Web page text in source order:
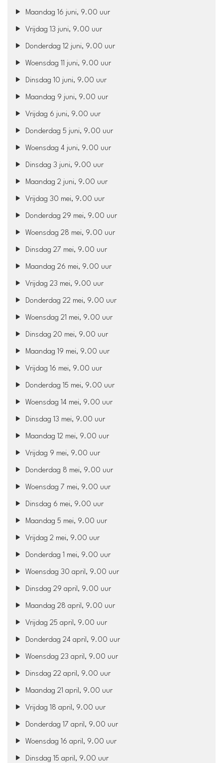
Maandag 16 juni, 9.00 uur
Vrijdag 13 juni, 9.00 uur
Donderdag 12 juni, 9.00 uur
Woensdag 11 juni, 9.00 uur
Dinsdag 10 juni, 9.00 uur
Maandag 9 juni, 9.00 uur
Vrijdag 6 juni, 9.00 uur
Donderdag 5 juni, 9.00 uur
Woensdag 4 juni, 9.00 uur
Dinsdag 3 juni, 9.00 uur
Maandag 2 juni, 9.00 uur
Vrijdag 30 mei, 9.00 uur
Donderdag 29 mei, 9.00 uur
Woensdag 28 mei, 9.00 uur
Dinsdag 27 mei, 9.00 uur
Maandag 26 mei, 9.00 uur
Vrijdag 23 mei, 9.00 uur
Donderdag 22 mei, 9.00 uur
Woensdag 21 mei, 9.00 uur
Dinsdag 20 mei, 9.00 uur
Maandag 19 mei, 9.00 uur
Vrijdag 16 mei, 9.00 uur
Donderdag 15 mei, 9.00 uur
Woensdag 14 mei, 9.00 uur
Dinsdag 13 mei, 9.00 uur
Maandag 12 mei, 9.00 uur
Vrijdag 9 mei, 9.00 uur
Donderdag 8 mei, 9.00 uur
Woensdag 7 mei, 9.00 uur
Dinsdag 6 mei, 9.00 uur
Maandag 5 mei, 9.00 uur
Vrijdag 2 mei, 9.00 uur
Donderdag 1 mei, 9.00 uur
Woensdag 30 april, 9.00 uur
Dinsdag 29 april, 9.00 uur
Maandag 28 april, 9.00 uur
Vrijdag 25 april, 9.00 uur
Donderdag 24 april, 9.00 uur
Woensdag 23 april, 9.00 uur
Dinsdag 22 april, 9.00 uur
Maandag 21 april, 9.00 uur
Vrijdag 18 april, 9.00 uur
Donderdag 17 april, 9.00 uur
Woensdag 16 april, 9.00 uur
Dinsdag 15 april, 9.00 uur